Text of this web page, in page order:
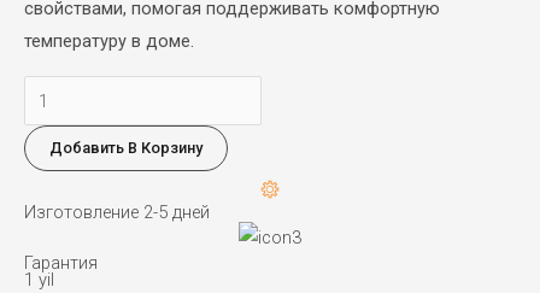
свойствами, помогая поддерживать комфортную
температуру в доме.
Количество
товара
Blackout
50
Добавить В Корзину
Изготовление 2-5 дней
Гарантия
1 yil